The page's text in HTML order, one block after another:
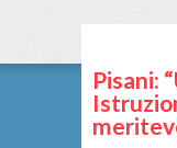
Pisani: